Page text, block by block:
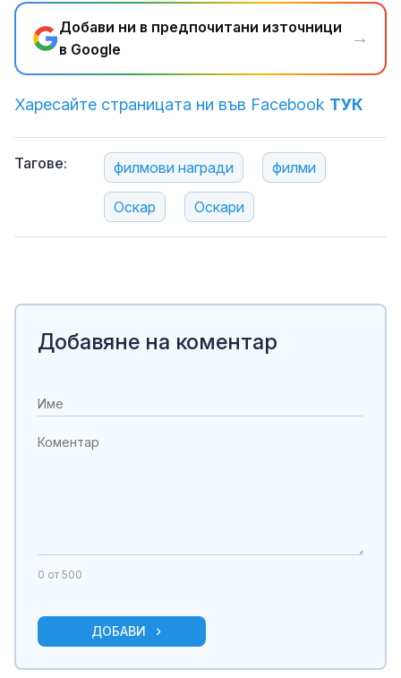
Добави ни в предпочитани източници
в Google
→
Харесайте страницата ни във Facebook ТУК
Тагове: филмови награди филми
Оскар Оскари
Добавяне на коментар
0 от 500
ДОБАВИ